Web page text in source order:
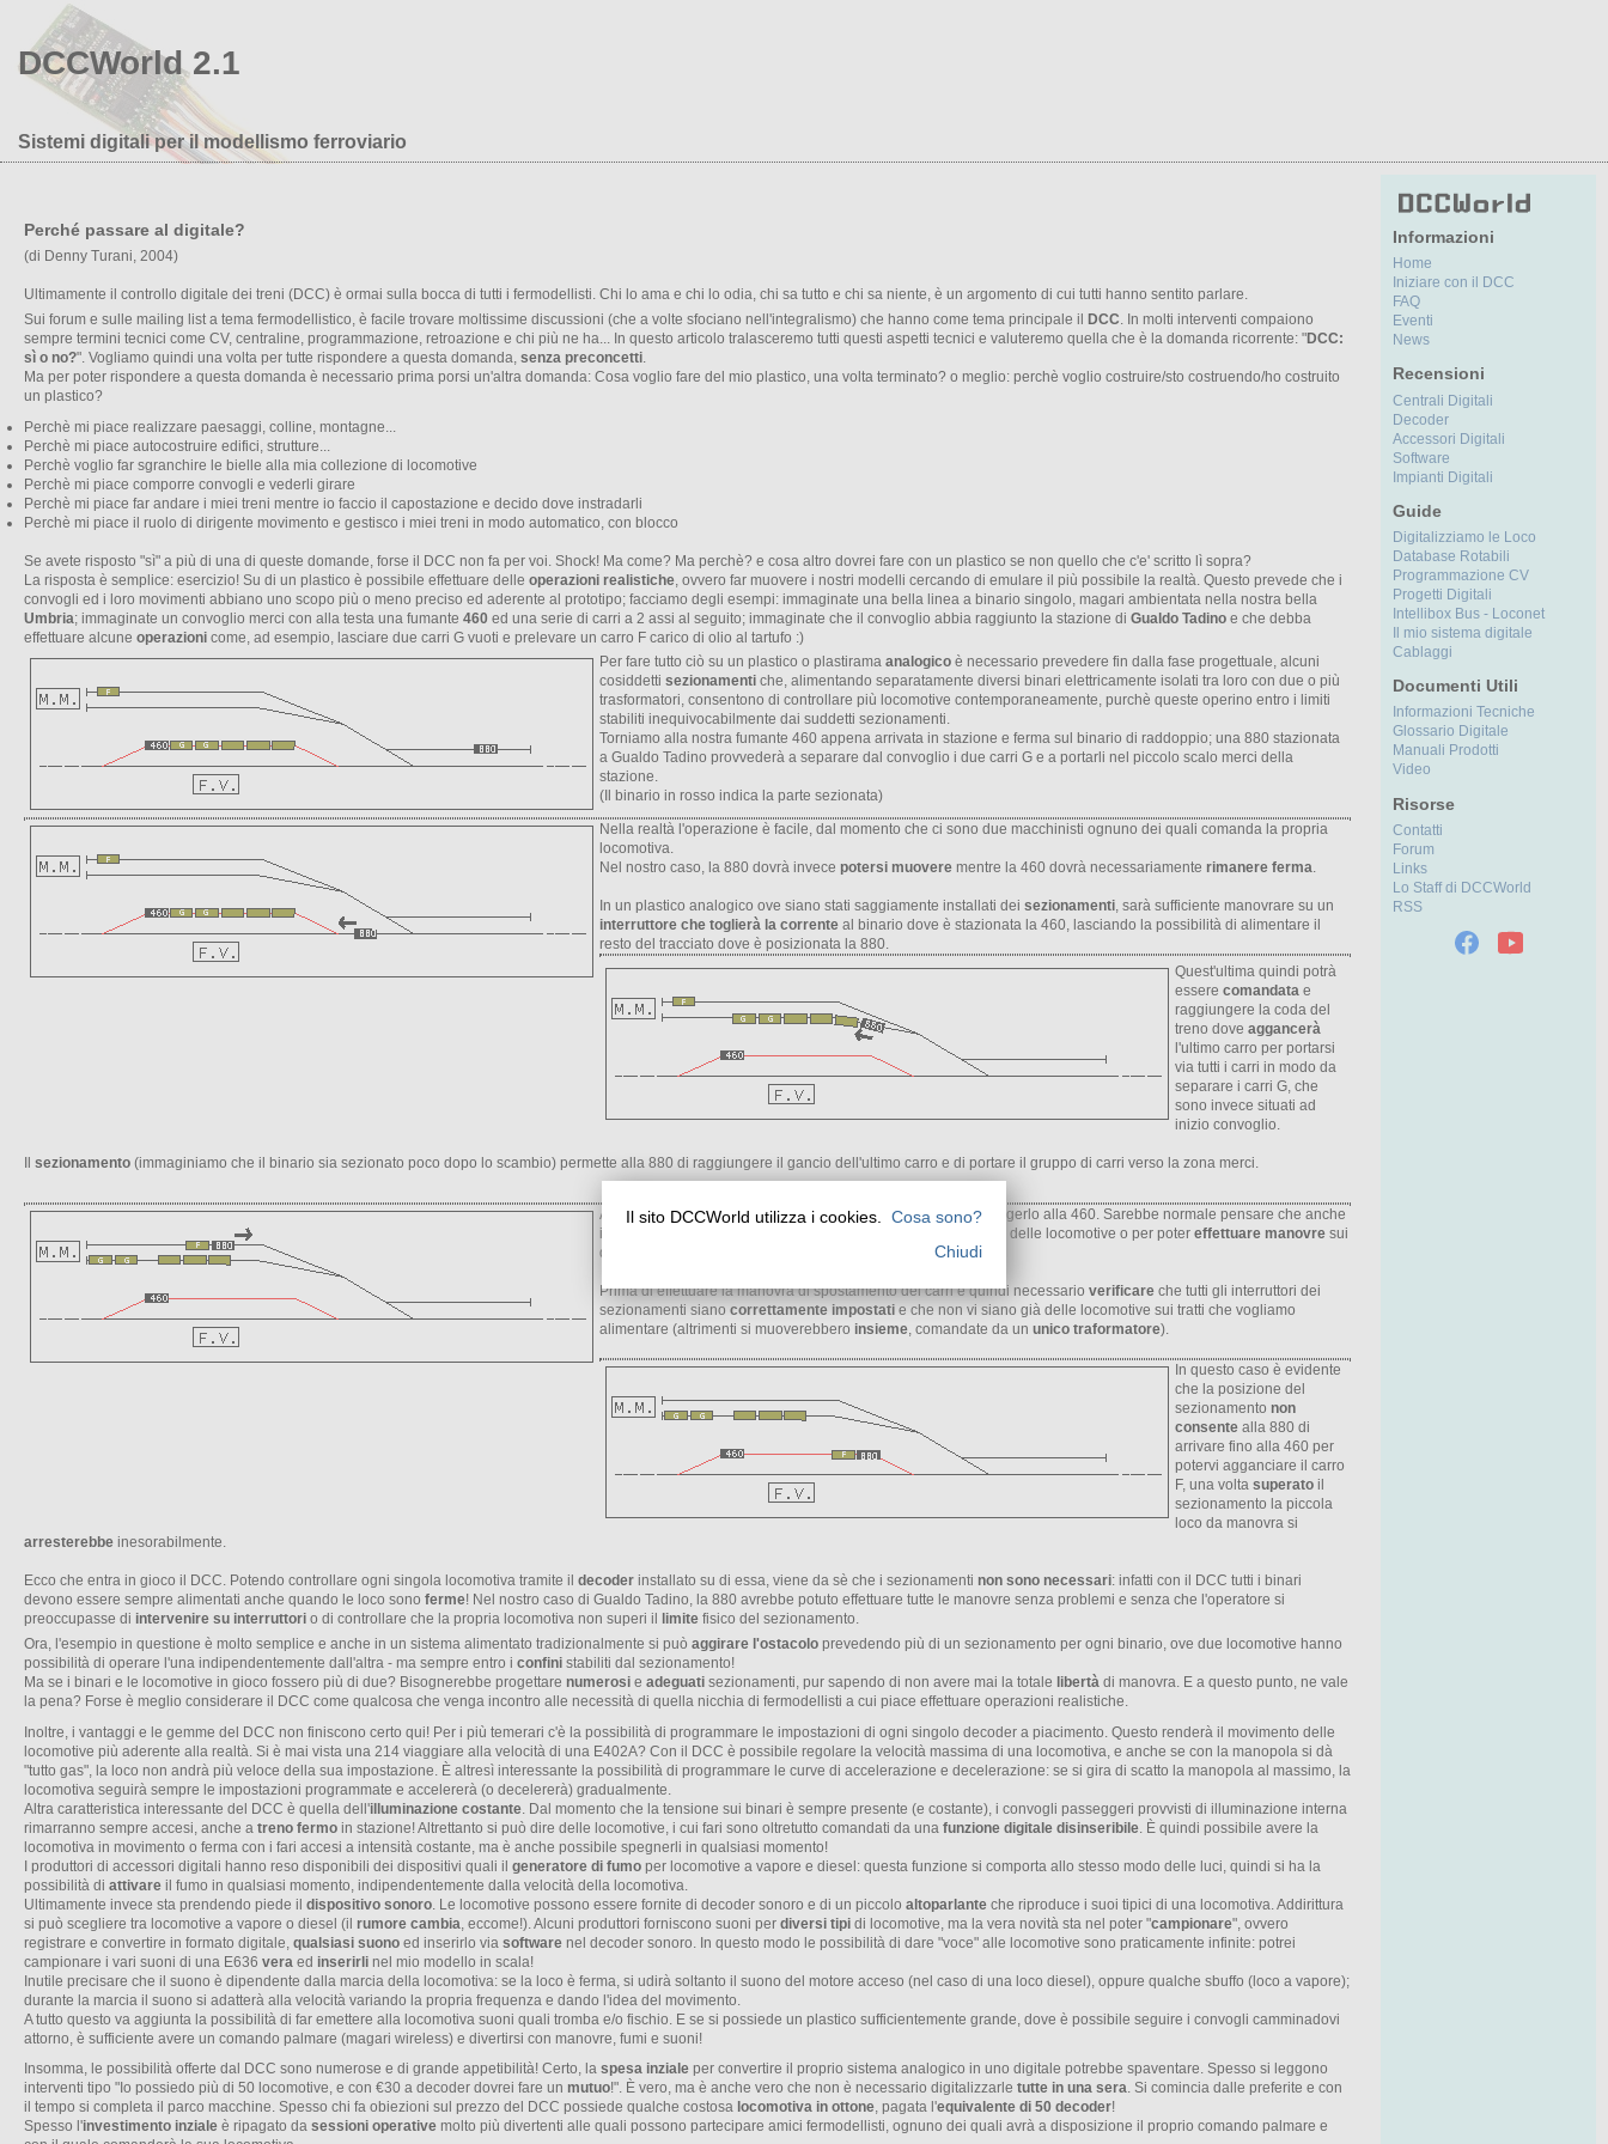
DCCWorld 2.1
Sistemi digitali per il modellismo ferroviario
Perché passare al digitale?
(di Denny Turani, 2004)
Ultimamente il controllo digitale dei treni (DCC) è ormai sulla bocca di tutti i fermodellisti. Chi lo ama e chi lo odia, chi sa tutto e chi sa niente, è un argomento di cui tutti hanno sentito parlare.
Sui forum e sulle mailing list a tema fermodellistico, è facile trovare moltissime discussioni (che a volte sfociano nell'integralismo) che hanno come tema principale il
DCC. In molti interventi compaiono
sempre termini tecnici come CV, centraline, programmazione, retroazione e chi più ne ha... In questo articolo tralasceremo tutti questi aspetti tecnici e valuteremo quella che è la domanda ricorrente: "DCC:
sì o no?". Vogliamo quindi una volta per tutte rispondere a questa domanda, senza preconcetti.
Ma per poter rispondere a questa domanda è necessario prima porsi un'altra domanda: Cosa voglio fare del mio plastico, una volta terminato? o meglio: perchè voglio costruire/sto costruendo/ho costruito
un plastico?
Perchè mi piace realizzare paesaggi, colline, montagne...
Perchè mi piace autocostruire edifici, strutture...
Perchè voglio far sgranchire le bielle alla mia collezione di locomotive
Perchè mi piace comporre convogli e vederli girare
Perchè mi piace far andare i miei treni mentre io faccio il capostazione e decido dove instradarli
Perchè mi piace il ruolo di dirigente movimento e gestisco i miei treni in modo automatico, con blocco
Se avete risposto "sì" a più di una di queste domande, forse il DCC non fa per voi. Shock! Ma come? Ma perchè? e cosa altro dovrei fare con un plastico se non quello che c'e' scritto lì sopra?
La risposta è semplice: esercizio! Su di un plastico è possibile effettuare delle operazioni realistiche , ovvero far muovere i nostri modelli cercando di emulare il più possibile la realtà. Questo prevede che i
convogli ed i loro movimenti abbiano uno scopo più o meno preciso ed aderente al prototipo; facciamo degli esempi: immaginate una bella linea a binario singolo, magari ambientata nella nostra bella
Umbria; immaginate un convoglio merci con alla testa una fumante 460 ed una serie di carri a 2 assi al seguito; immaginate che il convoglio abbia raggiunto la stazione di Gualdo Tadino e che debba
effettuare alcune operazioni come, ad esempio, lasciare due carri G vuoti e prelevare un carro F carico di olio al tartufo :)
Per fare tutto ciò su un plastico o plastirama analogico è necessario prevedere fin dalla fase progettuale, alcuni
cosiddetti sezionamenti che, alimentando separatamente diversi binari elettricamente isolati tra loro con due o più
trasformatori, consentono di controllare più locomotive contemporaneamente, purchè queste operino entro i limiti
stabiliti inequivocabilmente dai suddetti sezionamenti.
Torniamo alla nostra fumante 460 appena arrivata in stazione e ferma sul binario di raddoppio; una 880 stazionata
a Gualdo Tadino provvederà a separare dal convoglio i due carri G e a portarli nel piccolo scalo merci della
stazione.
(Il binario in rosso indica la parte sezionata)
Nella realtà l'operazione è facile, dal momento che ci sono due macchinisti ognuno dei quali comanda la propria
locomotiva.
Nel nostro caso, la 880 dovrà invece potersi muovere mentre la 460 dovrà necessariamente rimanere ferma.
In un plastico analogico ove siano stati saggiamente installati dei sezionamenti, sarà sufficiente manovrare su un
interruttore che toglierà la corrente al binario dove è stazionata la 460, lasciando la possibilità di alimentare il
resto del tracciato dove è posizionata la 880.
Quest'ultima quindi potrà
essere comandata e
raggiungere la coda del
treno dove aggancerà
l'ultimo carro per portarsi
via tutti i carri in modo da
separare i carri G, che
sono invece situati ad
inizio convoglio.
Il sezionamento (immaginiamo che il binario sia sezionato poco dopo lo scambio) permette alla 880 di raggiungere il gancio dell'ultimo carro e di portare il gruppo di carri verso la zona merci.
A questo punto la 880 è libera di prendere il carro F per aggiungerlo alla 460. Sarebbe normale pensare che anche
i binari dello scalo merci siano
per potervi stazionare delle locomotive o per poter effettuare manovre sui
due binari con due locomotive
Prima di effettuare la manovra di spostamento dei carri è quindi necessario verificare che tutti gli interruttori dei
sezionamenti siano correttamente impostati e che non vi siano già delle locomotive sui tratti che vogliamo
alimentare (altrimenti si muoverebbero insieme, comandate da un unico traformatore).
In questo caso è evidente
che la posizione del
sezionamento non
consente alla 880 di
arrivare fino alla 460 per
potervi agganciare il carro
F, una volta superato il
sezionamento la piccola
loco da manovra si
arresterebbe inesorabilmente.
Ecco che entra in gioco il DCC. Potendo controllare ogni singola locomotiva tramite il decoder installato su di essa, viene da sè che i sezionamenti non sono necessari: infatti con il DCC tutti i binari
devono essere sempre alimentati anche quando le loco sono ferme! Nel nostro caso di Gualdo Tadino, la 880 avrebbe potuto effettuare tutte le manovre senza problemi e senza che l'operatore si
preoccupasse di intervenire su interruttori o di controllare che la propria locomotiva non superi il limite fisico del sezionamento.
Ora, l'esempio in questione è molto semplice e anche in un sistema alimentato tradizionalmente si può aggirare l'ostacolo prevedendo più di un sezionamento per ogni binario, ove due locomotive hanno
possibilità di operare l'una indipendentemente dall'altra - ma sempre entro i confini stabiliti dal sezionamento!
Ma se i binari e le locomotive in gioco fossero più di due? Bisognerebbe progettare numerosi e adeguati sezionamenti, pur sapendo di non avere mai la totale libertà di manovra. E a questo punto, ne vale
la pena? Forse è meglio considerare il DCC come qualcosa che venga incontro alle necessità di quella nicchia di fermodellisti a cui piace effettuare operazioni realistiche.
Inoltre, i vantaggi e le gemme del DCC non finiscono certo qui! Per i più temerari c'è la possibilità di programmare le impostazioni di ogni singolo decoder a piacimento. Questo renderà il movimento delle
locomotive più aderente alla realtà. Si è mai vista una 214 viaggiare alla velocità di una E402A? Con il DCC è possibile regolare la velocità massima di una locomotiva, e anche se con la manopola si dà
"tutto gas", la loco non andrà più veloce della sua impostazione. È altresì interessante la possibilità di programmare le curve di accelerazione e decelerazione: se si gira di scatto la manopola al massimo, la
locomotiva seguirà sempre le impostazioni programmate e accelererà (o decelererà) gradualmente.
Altra caratteristica interessante del DCC è quella dell'illuminazione costante . Dal momento che la tensione sui binari è sempre presente (e costante), i convogli passeggeri provvisti di illuminazione interna
rimarranno sempre accesi, anche a treno fermo in stazione! Altrettanto si può dire delle locomotive, i cui fari sono oltretutto comandati da una funzione digitale disinseribile . È quindi possibile avere la
locomotiva in movimento o ferma con i fari accesi a intensità costante, ma è anche possibile spegnerli in qualsiasi momento!
I produttori di accessori digitali hanno reso disponibili dei dispositivi quali il generatore di fumo per locomotive a vapore e diesel: questa funzione si comporta allo stesso modo delle luci, quindi si ha la
possibilità di attivare il fumo in qualsiasi momento, indipendentemente dalla velocità della locomotiva.
Ultimamente invece sta prendendo piede il dispositivo sonoro . Le locomotive possono essere fornite di decoder sonoro e di un piccolo altoparlante che riproduce i suoi tipici di una locomotiva. Addirittura
si può scegliere tra locomotive a vapore o diesel (il rumore cambia , eccome!). Alcuni produttori forniscono suoni per diversi tipi di locomotive, ma la vera novità sta nel poter "campionare", ovvero
registrare e convertire in formato digitale, qualsiasi suono ed inserirlo via software nel decoder sonoro. In questo modo le possibilità di dare "voce" alle locomotive sono praticamente infinite: potrei
campionare i vari suoni di una E636 vera ed inserirli nel mio modello in scala!
Inutile precisare che il suono è dipendente dalla marcia della locomotiva: se la loco è ferma, si udirà soltanto il suono del motore acceso (nel caso di una loco diesel), oppure qualche sbuffo (loco a vapore);
durante la marcia il suono si adatterà alla velocità variando la propria frequenza e dando l'idea del movimento.
A tutto questo va aggiunta la possibilità di far emettere alla locomotiva suoni quali tromba e/o fischio. E se si possiede un plastico sufficientemente grande, dove è possibile seguire i convogli camminadovi
attorno, è sufficiente avere un comando palmare (magari wireless) e divertirsi con manovre, fumi e suoni!
Insomma, le possibilità offerte dal DCC sono numerose e di grande appetibilità! Certo, la spesa inziale per convertire il proprio sistema analogico in uno digitale potrebbe spaventare. Spesso si leggono
interventi tipo "Io possiedo più di 50 locomotive, e con €30 a decoder dovrei fare un mutuo!". È vero, ma è anche vero che non è necessario digitalizzarle tutte in una sera. Si comincia dalle preferite e con
il tempo si completa il parco macchine. Spesso chi fa obiezioni sul prezzo del DCC possiede qualche costosa locomotiva in ottone, pagata l'equivalente di 50 decoder!
Spesso l'investimento inziale è ripagato da sessioni operative molto più divertenti alle quali possono partecipare amici fermodellisti, ognuno dei quali avrà a disposizione il proprio comando palmare e
Informazioni
Home
Iniziare con il DCC
FAQ
Eventi
News
Recensioni
Centrali Digitali
Decoder
Accessori Digitali
Software
Impianti Digitali
Guide
Digitalizziamo le Loco
Database Rotabili
Programmazione CV
Progetti Digitali
Intellibox Bus - Loconet
Il mio sistema digitale
Cablaggi
Documenti Utili
Informazioni Tecniche
Glossario Digitale
Manuali Prodotti
Video
Risorse
Contatti
Forum
Links
Lo Staff di DCCWorld
RSS
Il sito DCCWorld utilizza i cookies.
Cosa sono?
Chiudi